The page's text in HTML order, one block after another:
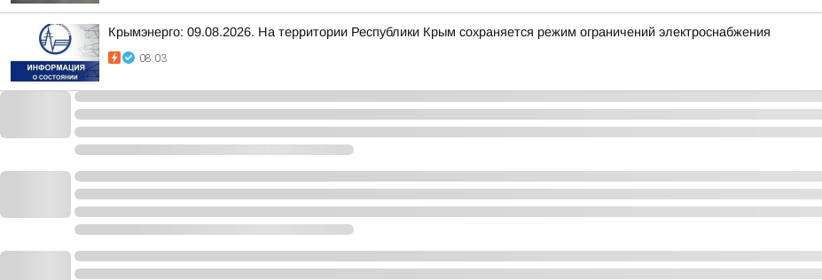
Крымэнерго: 09.08.2026. На территории Республики Крым сохраняется режим ограничений электроснабжения
08:03